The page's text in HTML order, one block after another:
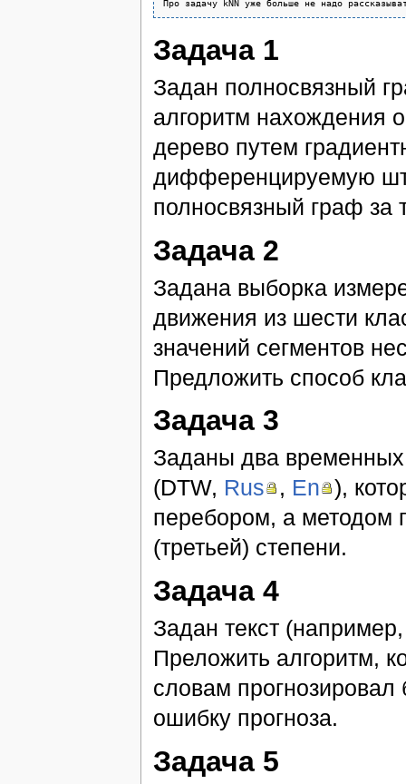
Задача 1
Задан полносвязный
алгоритм нахождения
дерево путем
дифференцируемую
полносвязный граф за
Задача 2
Задана выборка
движения из шести
значений сегментов
Предложить способ
Задача 3
Заданы два
(DTW, Rus , En
),
перебором, а методом
(третьей) степени.
Задача 4
Задан текст
Преложить алгоритм,
словам
ошибку прогноза.
Задача 5